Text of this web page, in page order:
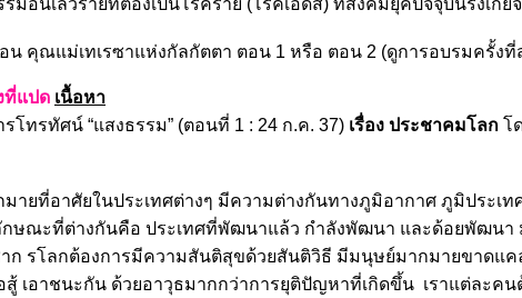
มอันเลวร้ายที่ต้องเป็นโรคร้าย (โรคเอดส์) ที่สังคมยุคปัจจุบันรังเกียจ
น คุณแม่เทเรซาแห่งกัลกัตตา ตอน 1 หรือ ตอน 2 (ดูการอบรมครั้งที่
ที่แปด เนื้อหา
โทรทัศน์ “แสงธรรม” (ตอนที่ 1 : 24 ก.ค. 37) เรื่อง ประชาคมโลก โ
มายที่อาศัยในประเทศต่างๆ มีความต่างกันทางภูมิอากาศ ภูมิประ
กษณะที่ต่างกันคือ ประเทศที่พัฒนาแล้ว กำลังพัฒนา และด้อยพัฒนา
าก รโลกต้องการมีความสันติสุขด้วยสันติวิธี มีมนุษย์มากมายขาดแ
สู้ เอาชนะกัน ด้วยอาวุธมากกว่าการยุติปัญหาที่เกิดขึ้น เราแต่ละค